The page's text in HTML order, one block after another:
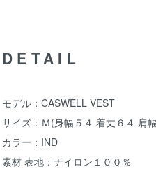
DETAIL
モデル：CASWELL VEST
サイズ：Ｍ(身幅５４ 着丈６４ 肩
カラー：IND
素材 表地：ナイロン１００％